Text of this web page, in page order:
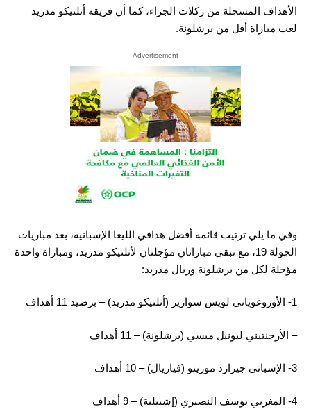
الأهداف المسجلة من ركلات الجزاء، كما أن فريقه أتلتيكو مدريد
لعب مباراة أقل من برشلونة.
- Advertisement -
وفي ما يلي ترتيب قائمة أفضل هدافي الليغا الإسبانية، بعد مباريات
الجولة 19، مع تبقي مباراتان مؤجلتان لأتلتيكو مدريد، ومباراة واحدة
مؤجلة لكل من برشلونة وريال مدريد:
1- الأوروغوياني لويس سواريز (أتلتيكو مدريد) – برصيد 11 أهداف
– الأرجنتيني ليونيل ميسي (برشلونة) – 11 أهداف
3- الإسباني جيرارد مورينو (فياريال) – 10 أهداف
4- المغربي يوسف النصيري (إشبيلية) – 9 أهداف